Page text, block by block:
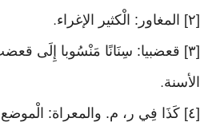
[٢] المغاور: الْكثير الإغراء .
[٣] قعضبيا: سِنَانًا مَنْسُوبا إِلَى
الأسنة.
[٤] كَذَا فِي ر، م. والمعراة: